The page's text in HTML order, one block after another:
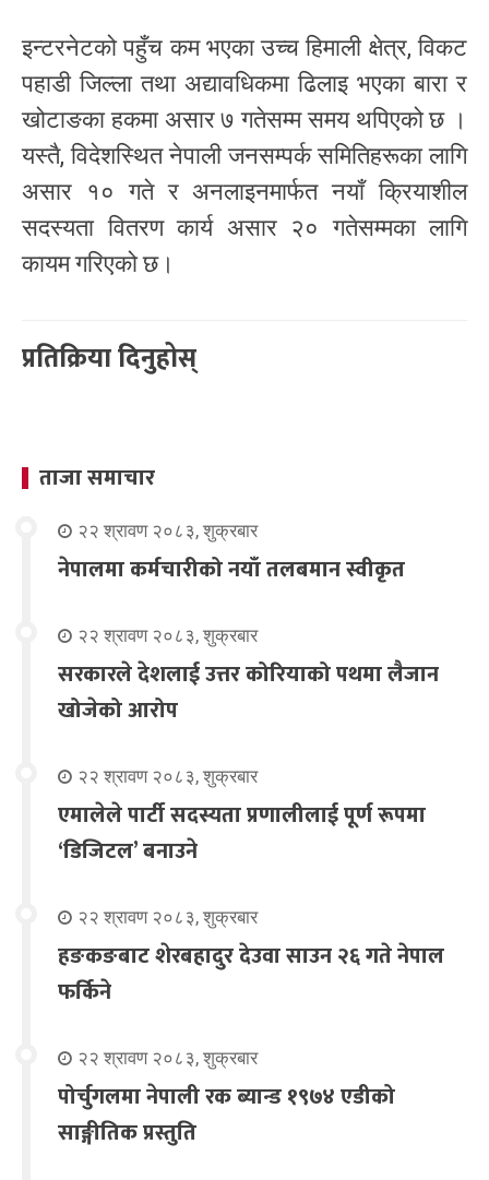
इन्टरनेटको पहुँच कम भएका उच्च हिमाली क्षेत्र, विकट
पहाडी जिल्ला तथा अद्यावधिकमा ढिलाइ भएका बारा र
खोटाङका हकमा असार ७ गतेसम्म समय थपिएको छ ।
यस्तै, विदेशस्थित नेपाली जनसम्पर्क समितिहरूका लागि
असार १० गते र अनलाइनमार्फत नयाँ क्रियाशील
सदस्यता वितरण कार्य असार २० गतेसम्मका लागि
कायम गरिएको छ।
प्रतिक्रिया दिनुहोस्
ताजा समाचार
२२ श्रावण २०८३, शुक्रबार
नेपालमा कर्मचारीको नयाँ तलबमान स्वीकृत
२२ श्रावण २०८३, शुक्रबार
सरकारले देशलाई उत्तर कोरियाको पथमा लैजान
खोजेको आरोप
२२ श्रावण २०८३, शुक्रबार
एमालेले पार्टी सदस्यता प्रणालीलाई पूर्ण रूपमा
‘डिजिटल’ बनाउने
२२ श्रावण २०८३, शुक्रबार
हङकङबाट शेरबहादुर देउवा साउन २६ गते नेपाल
फर्किने
२२ श्रावण २०८३, शुक्रबार
पोर्चुगलमा नेपाली रक ब्यान्ड १९७४ एडीको
साङ्गीतिक प्रस्तुति